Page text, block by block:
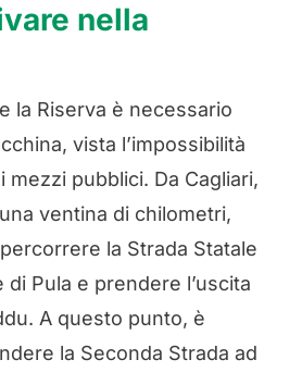
nella
la Riserva è necessario
vista l’impossibilità
mezzi pubblici. Da Cagliari,
ventina di chilometri,
la Strada Statale
di Pula e prendere l’uscita
A questo punto, è
la Seconda Strada ad